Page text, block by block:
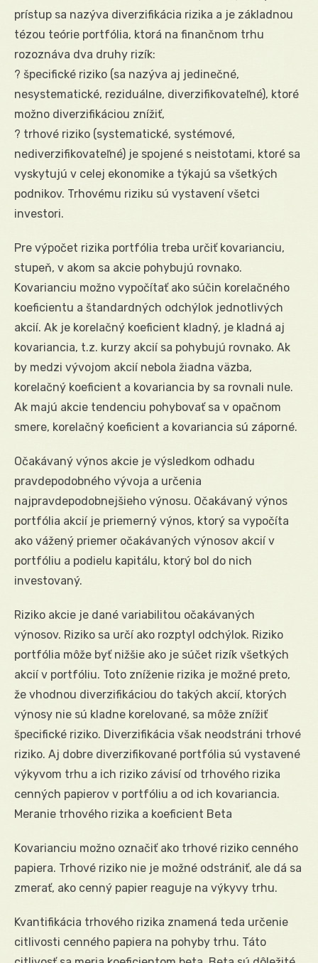
prístup sa nazýva diverzifikácia rizika a je základnou
tézou teórie portfólia, ktorá na finančnom trhu
rozoznáva dva druhy rizík:
? špecifické riziko (sa nazýva aj jedinečné,
nesystematické, reziduálne, diverzifikovateľné), ktoré
možno diverzifikáciou znížiť,
? trhové riziko (systematické, systémové,
nediverzifikovateľné) je spojené s neistotami, ktoré sa
vyskytujú v celej ekonomike a týkajú sa všetkých
podnikov. Trhovému riziku sú vystavení všetci
investori.
Pre výpočet rizika portfólia treba určiť kovarianciu,
stupeň, v akom sa akcie pohybujú rovnako.
Kovarianciu možno vypočítať ako súčin korelačného
koeficientu a štandardných odchýlok jednotlivých
akcií. Ak je korelačný koeficient kladný, je kladná aj
kovariancia, t.z. kurzy akcií sa pohybujú rovnako. Ak
by medzi vývojom akcií nebola žiadna väzba,
korelačný koeficient a kovariancia by sa rovnali nule.
Ak majú akcie tendenciu pohybovať sa v opačnom
smere, korelačný koeficient a kovariancia sú záporné.
Očakávaný výnos akcie je výsledkom odhadu
pravdepodobného vývoja a určenia
najpravdepodobnejšieho výnosu. Očakávaný výnos
portfólia akcií je priemerný výnos, ktorý sa vypočíta
ako vážený priemer očakávaných výnosov akcií v
portfóliu a podielu kapitálu, ktorý bol do nich
investovaný.
Riziko akcie je dané variabilitou očakávaných
výnosov. Riziko sa určí ako rozptyl odchýlok. Riziko
portfólia môže byť nižšie ako je súčet rizík všetkých
akcií v portfóliu. Toto zníženie rizika je možné preto,
že vhodnou diverzifikáciou do takých akcií, ktorých
výnosy nie sú kladne korelované, sa môže znížiť
špecifické riziko. Diverzifikácia však neodstráni trhové
riziko. Aj dobre diverzifikované portfólia sú vystavené
výkyvom trhu a ich riziko závisí od trhového rizika
cenných papierov v portfóliu a od ich kovariancia.
Meranie trhového rizika a koeficient Beta
Kovarianciu možno označiť ako trhové riziko cenného
papiera. Trhové riziko nie je možné odstrániť, ale dá sa
zmerať, ako cenný papier reaguje na výkyvy trhu.
Kvantifikácia trhového rizika znamená teda určenie
citlivosti cenného papiera na pohyby trhu. Táto